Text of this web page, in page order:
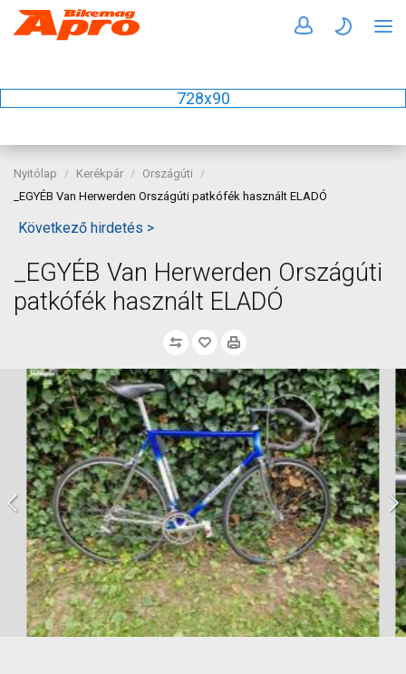
728x90
Nyitólap Kerékpár
Országúti
_EGYÉB Van Herwerden Országúti patkófék használt ELADÓ
Következő hirdetés >
_EGYÉB Van Herwerden Országúti
patkófék használt ELADÓ